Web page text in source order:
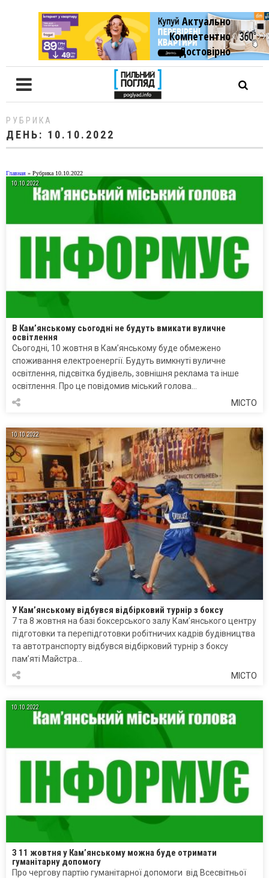
Актуально
Компетентно
Достовiрно
РУБРИКА
ДЕНЬ: 10.10.2022
Главная » Рубрика 10.10.2022
10.10.2022
В Кам’янському сьогодні не будуть вмикати вуличне
освітлення
Сьогодні, 10 жовтня в Кам’янському буде обмежено
споживання електроенергії. Будуть вимкнуті вуличне
освітлення, підсвітка будівель, зовнішня реклама та інше
освітлення. Про це повідомив міський голова…
МІСТО
10.10.2022
У Кам’янському відбувся відбірковий турнір з боксу
7 та 8 жовтня на базі боксерського залу Кам’янського центру
підготовки та перепідготовки робітничих кадрів будівництва
та автотранспорту відбувся відбірковий турнір з боксу
пам’яті Майстра…
МІСТО
10.10.2022
З 11 жовтня у Кам’янському можна буде отримати
гуманітарну допомогу
Про чергову партію гуманітарної допомоги від Всесвітньої